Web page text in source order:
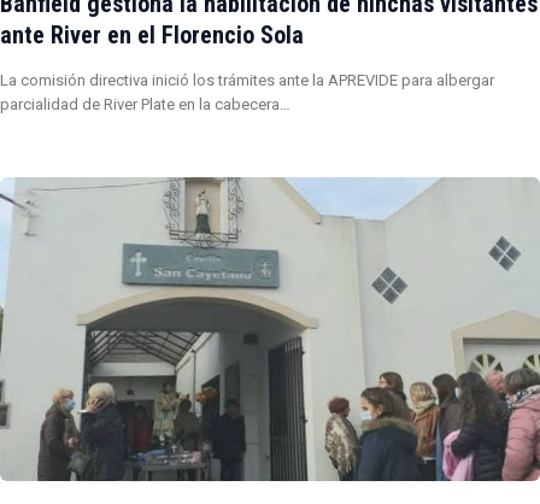
ante River en el Florencio Sola
La comisión directiva inició los trámites ante la APREVIDE para albergar
parcialidad de River Plate en la cabecera…